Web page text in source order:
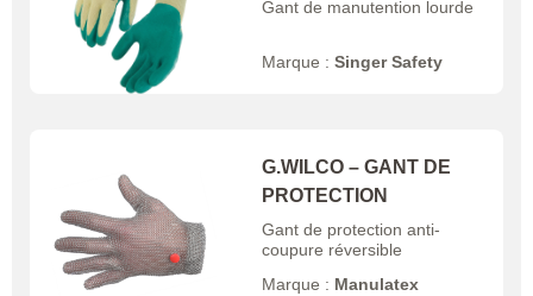
Gant de manutention lourde
Marque :Singer Safety
G.WILCO – GANT DE
PROTECTION
Gant de protection anti-
coupure réversible
Marque : Manulatex